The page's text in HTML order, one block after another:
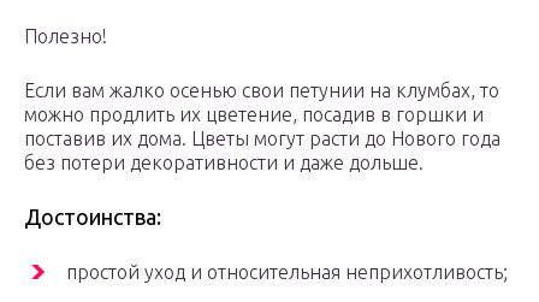
Полезно!
Если вам жалко осенью свои петунии на клумбах, то
можно продлить их цветение, посадив в горшки и
поставив их дома. Цветы могут расти до Нового года
без потери декоративности и даже дольше.
Достоинства:
простой уход и относительная неприхотливость;